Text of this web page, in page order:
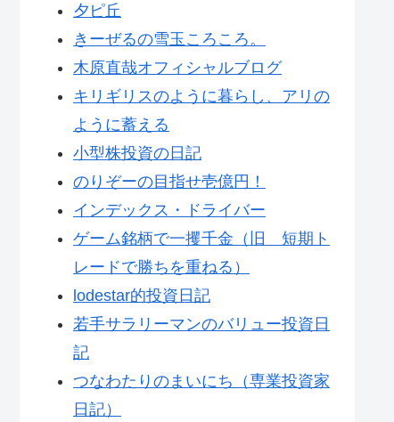
夕ピ丘
きーぜるの雪玉ころころ。
木原直哉オフィシャルブログ
キリギリスのように暮らし、アリの
ように蓄える
小型株投資の日記
のりぞーの目指せ壱億円！
インデックス・ドライバー
ゲーム銘柄で一攫千金（旧 短期ト
レードで勝ちを重ねる）
lodestar的投資日記
若手サラリーマンのバリュー投資日
記
つなわたりのまいにち（専業投資家
日記）